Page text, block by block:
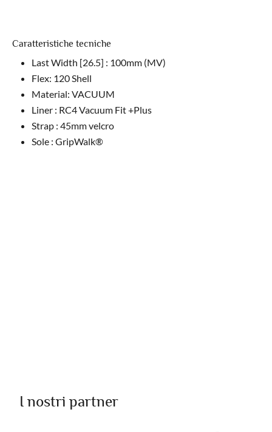
Caratteristiche tecniche
Last Width [26.5] : 100mm (MV)
Flex: 120 Shell
Material: VACUUM
Liner : RC4 Vacuum Fit +Plus
Strap : 45mm velcro
Sole : GripWalk®
I nostri partner